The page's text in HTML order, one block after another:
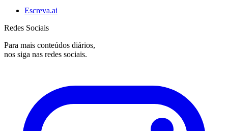
Escreva.ai
Redes Sociais
Para mais conteúdos diários,
nos siga nas redes sociais.